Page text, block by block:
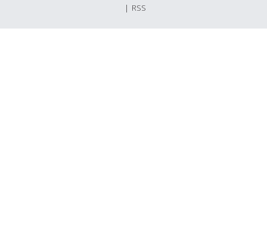
RSS